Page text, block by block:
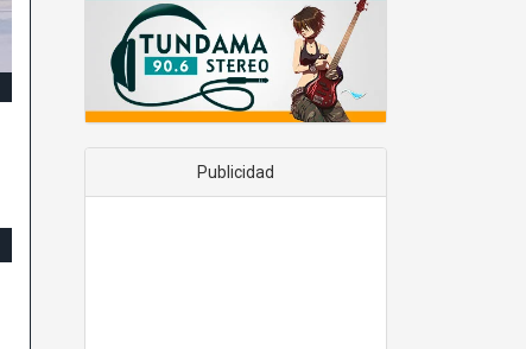
Publicidad